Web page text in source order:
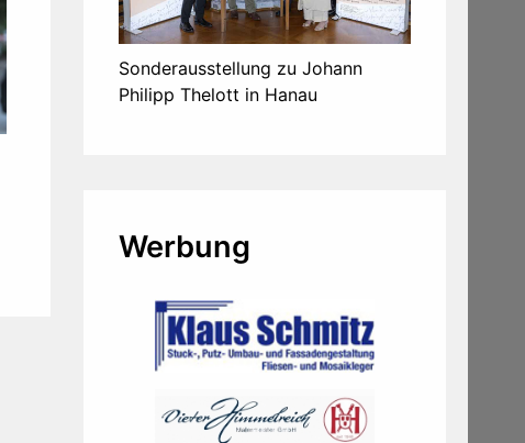
Sonderausstellung zu Johann
Philipp Thelott in Hanau
Werbung